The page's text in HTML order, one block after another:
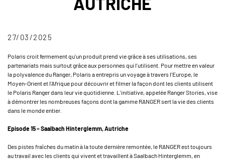
27/03/2025
Polaris croit fermement qu'un produit prend vie grâce à ses utilisations, ses
partenariats mais surtout grâce aux personnes qui l'utilisent. Pour mettre en valeur
la polyvalence du Ranger, Polaris a entrepris un voyage à travers l'Europe, le
Moyen-Orient et l'Afrique pour découvrir et filmer la façon dont les clients utilisent
le Polaris Ranger dans leur vie quotidienne. L'initiative, appelée Ranger Stories, vise
à démontrer les nombreuses façons dont la gamme RANGER sert la vie des clients
dans le monde entier.
Episode 15 – Saalbach Hinterglemm, Autriche
Des pistes fraîches du matin à la toute dernière remontée, le RANGER est toujours
au travail avec les clients qui vivent et travaillent à Saalbach Hinterglemm, en